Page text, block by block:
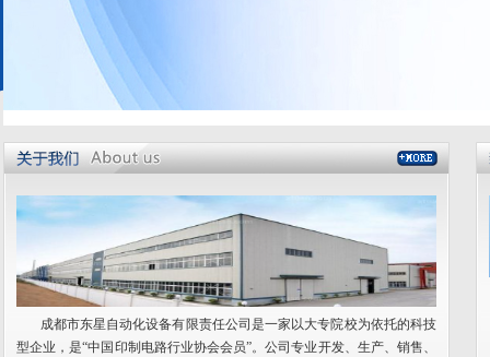
成都市东星自动化设备有限责任公司是一家以大专院校为依托的科技
型企业，是“中国印制电路行业协会会员”。公司专业开发、生产、销售、